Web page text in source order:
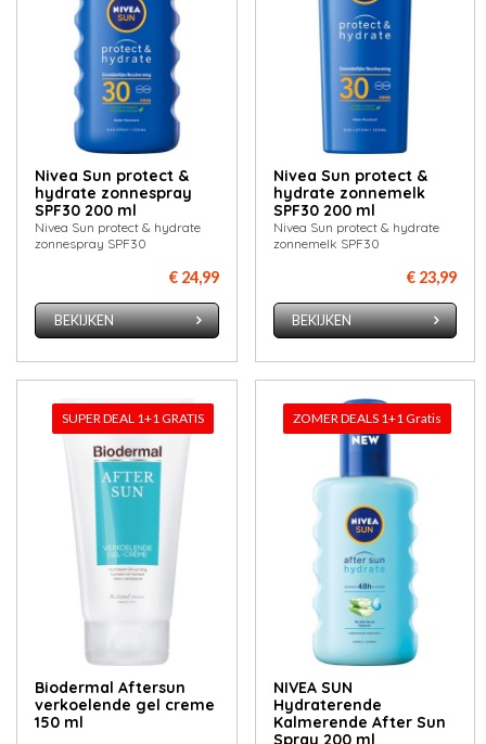
Nivea Sun protect &
hydrate zonnespray
SPF30 200 ml
Nivea Sun protect & hydrate
zonnespray SPF30
€ 24,99
BEKIJKEN
Nivea Sun protect &
hydrate zonnemelk
SPF30 200 ml
Nivea Sun protect & hydrate
zonnemelk SPF30
€ 23,99
BEKIJKEN
SUPER DEAL 1+1 GRATIS
Biodermal Aftersun
verkoelende gel creme
150 ml
ZOMER DEALS 1+1 Gratis
NIVEA SUN
Hydraterende
Kalmerende After Sun
Spray 200 ml